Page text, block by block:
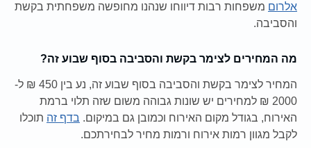
אלרום משפחות רבות דיווחו שנהנו מחופשה משפחתית בקשת
והסביבה.
מה המחירים לצימר בקשת והסביבה בסוף שבוע זה?
המחיר לצימר בקשת והסביבה בסוף שבוע זה, נע בין 450 ₪ ל-
2000 ₪ למחירים יש שונות גבוהה משום שזה תלוי ברמת
האירוח, בגודל מקום האירוח וכמובן גם במיקום. בדף זה תוכלו
לקבל מגוון רמות אירוח ורמות מחיר לבחירתכם.